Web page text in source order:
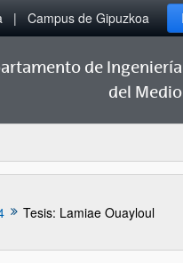
Campus de Gipuzkoa
de
del
Tesis: Lamiae Ouayloul